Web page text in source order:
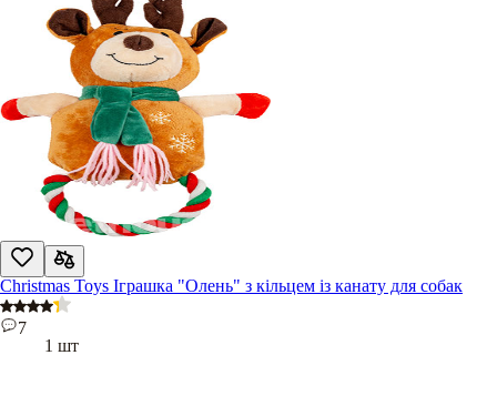
Christmas Toys Іграшка "Олень" з кільцем із канату для собак
7
1 шт